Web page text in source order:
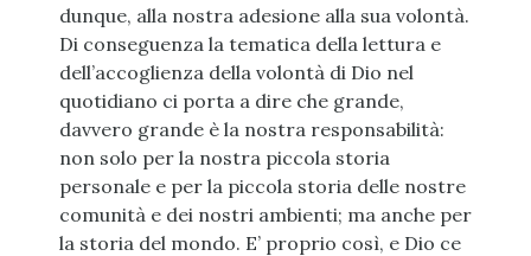
dunque, alla nostra adesione alla sua volontà.
Di conseguenza la tematica della lettura e
dell’accoglienza della volontà di Dio nel
quotidiano ci porta a dire che grande,
davvero grande è la nostra responsabilità:
non solo per la nostra piccola storia
personale e per la piccola storia delle nostre
comunità e dei nostri ambienti; ma anche per
la storia del mondo. E’ proprio così, e Dio ce